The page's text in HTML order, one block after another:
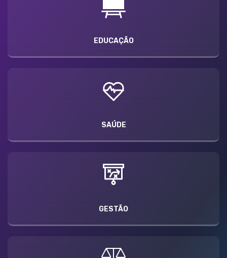
EDUCAÇÃO
SAÚDE
GESTÃO